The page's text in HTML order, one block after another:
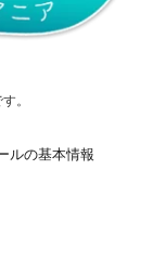
。
ルの基本情報